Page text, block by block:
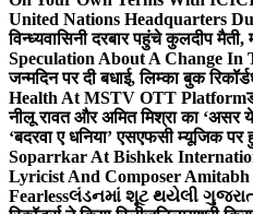
United Nations Headquarters
विन्ध्यवासिनी दरबार पहुंचे कुलदीप मैती,
Speculation About A Change
जन्मदिन पर दी बधाई, लिम्का बुक
Health At MSTV OTT Platform
नीलू रावत और अमित मिश्रा का ‘असर ये
‘बदरवा ए धनिया’ एसएफसी म्यूजिक
Soparrkar At Bishkek
Lyricist And Composer
Fearlessલંડનમાં શૂટ થયેલી